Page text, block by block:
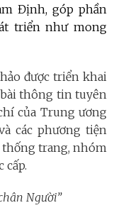
Định, góp phần
triển như mong
được triển khai
thông tin tuyên
của Trung ương
các phương tiện
trang, nhóm
cấp.
Người”